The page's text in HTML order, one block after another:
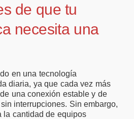
de que tu
necesita una
en una tecnología
diaria, ya que cada vez más
una conexión estable y de
interrupciones. Sin embargo,
la cantidad de equipos